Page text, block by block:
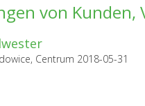
von Kunden,
Centrum 2018-05-31